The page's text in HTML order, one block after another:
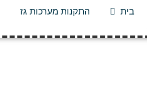
בית התקנות מערכות גז